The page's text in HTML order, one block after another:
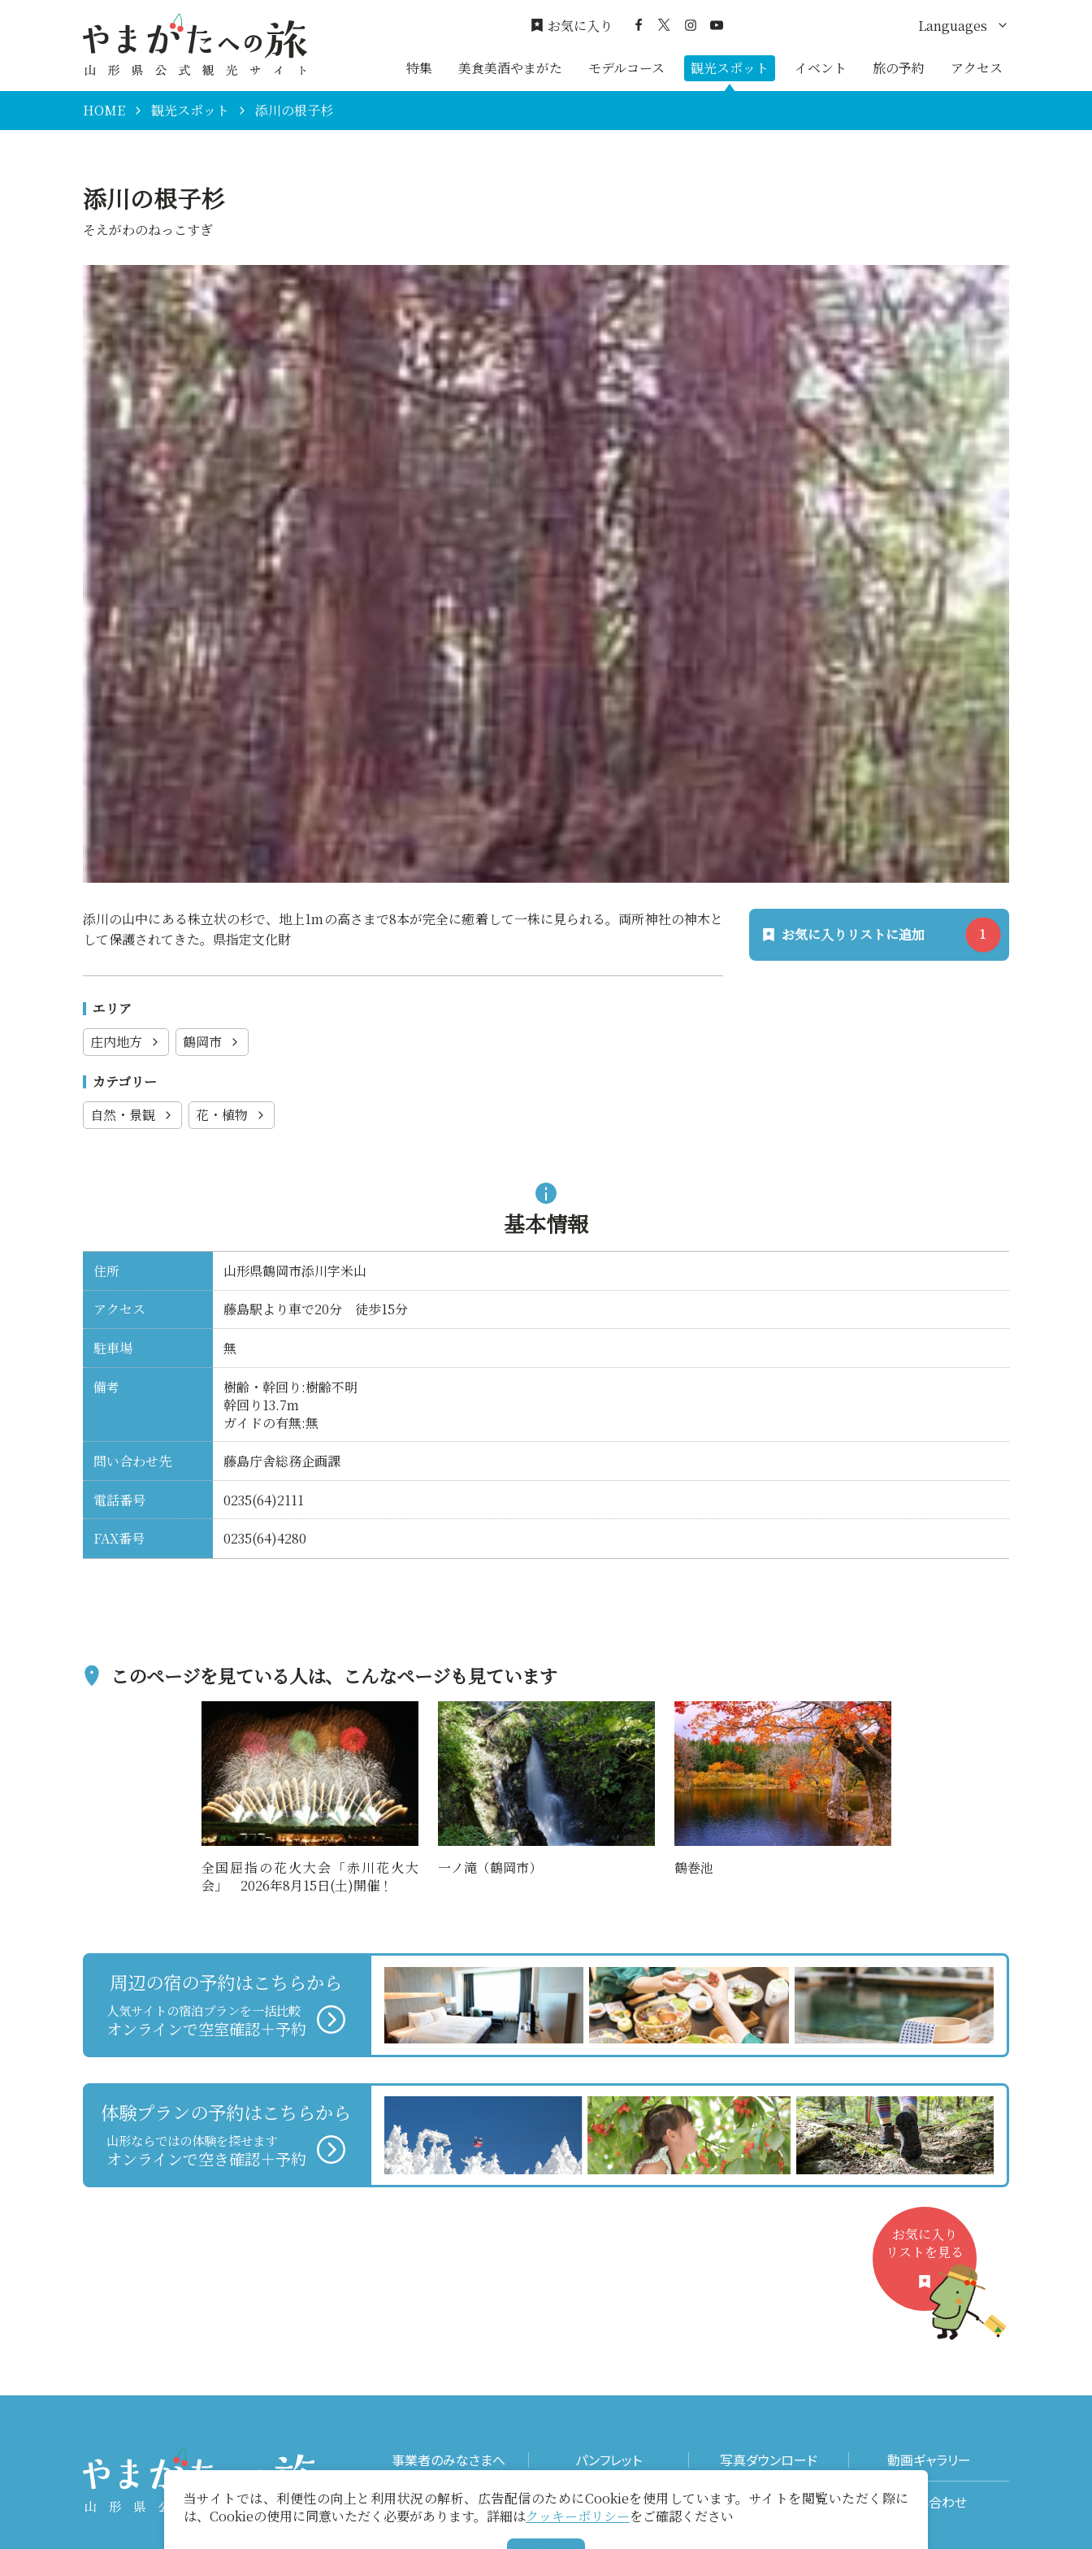
特集 美食美酒やまがた モデルコース 観光スポット イベント 旅の予約 アクセス
お気に入り Languages
English
HOME 観光スポット 添川の根子杉
添川の根子杉
そえがわのねっこすぎ
添川の山中にある株立状の杉で、地上1mの高さまで8本が完全に癒着して一株に見られる。両所神社の神木と
して保護されてきた。県指定文化財
エリア
庄内地方
鶴岡市
カテゴリー
自然・景観
花・植物
お気に入りリストに追加
基本情報
住所 山形県鶴岡市添川字米山
アクセス 藤島駅より車で20分 徒歩15分
駐車場 無
備考
樹齢・幹回り:樹齢不明
幹回り13.7m
ガイドの有無:無
問い合わせ先 藤島庁舎総務企画課
電話番号 0235(64)2111
FAX番号 0235(64)4280
このページを見ている人は、 こんなページも見ています
全国屈指の花火大会「赤川花火大
会」 2026年8月15日(土)開催！
一ノ滝（鶴岡市） 鶴巻池
周辺の宿の予約はこちらから
人気サイトの宿泊プランを一括比較
オンラインで空室確認＋予約
体験プランの予約はこちらから
山形ならではの体験を探せます
オンラインで空き確認＋予約
お気に入り
リストを見る
事業者のみなさまへ パンフレット 写真ダウンロード 動画ギャラリー
お役立ちリンク 当サイトについて メールマガジン お問い合わせ
当サイトでは、利便性の向上と利用状況の解析、広告配信のためにCookieを使用しています。サイトを閲覧いただく際に
は、Cookieの使用に同意いただく必要があります。詳細はクッキーポリシーをご確認ください